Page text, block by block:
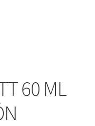
60 ML